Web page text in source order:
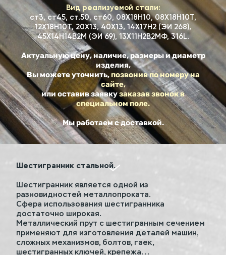
Вид реализуемой стали:
ст3, ст45, ст.50, ст60, 08Х18Н10, 08Х18Н10Т,
12Х18Н10Т, 20Х13, 40Х13, 14Х17Н2 (ЭИ 268),
45Х14Н14В2М (ЭИ 69), 13Х11Н2В2МФ, 316L.
Актуальную цену, наличие, размеры и диаметр
изделия,
Вы можете уточнить,позвонив по номеру на
сайте,
или оставив заявкузаказав звонок в
специальном поле.
Мы работаем с доставкой.
Шестигранник стальной.
Шестигранник является одной из
разновидностей металлопроката.
Сфера использования шестигранника
достаточно широкая.
Металлический прут с шестигранным сечением
применяют для изготовления деталей машин,
сложных механизмов, болтов, гаек,
шестигранных ключей, крепежа...